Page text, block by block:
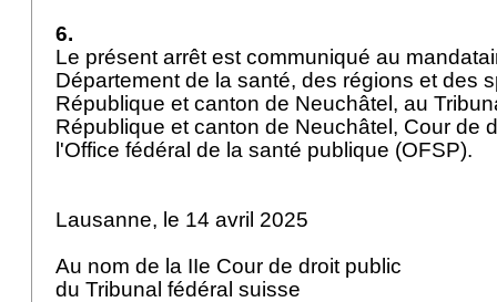
6.
Le présent arrêt est communiqué au
Département de la santé, des régions et des
République et canton de Neuchâtel, au
République et canton de Neuchâtel, Cour de
l'Office fédéral de la santé publique (OFSP).
Lausanne, le 14 avril 2025
Au nom de la IIe Cour de droit public
du Tribunal fédéral suisse